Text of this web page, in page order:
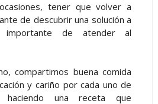
tener que volver a
de descubrir una solución a
de atender al
compartimos buena comida
y cariño por cada uno de
haciendo una receta que